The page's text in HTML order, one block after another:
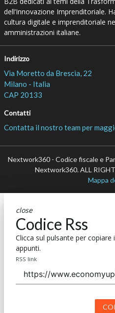
dell’Innovazione Imprenditoriale.
cultura digitale e imprenditoriale
amministrazioni italiane.
Indirizzo
Via Moretto da Brescia, 22
Milano - Italia
CAP 20133
Contatti
Contatta il nostro team per
Nextwork360 - Codice fiscale e
Nextwork360. ALL
Mappa
close
Codice Rss
Clicca sul pulsante per copiare
appunti.
RSS link